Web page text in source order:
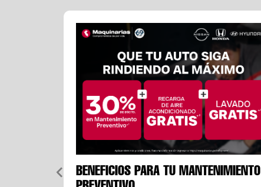
BENEFICIOS PARA TU MANTENIMIENTO